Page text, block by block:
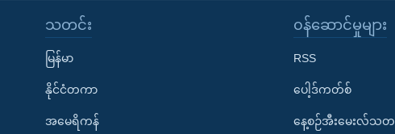
သတင်း
မြန်မာ
နိုင်ငံတကာ
အမေရိကန်
၀န်ဆောင်မှုများ
RSS
ပေါ့ဒ်ကတ်စ်
နေ့စဉ်အီးမေးလ်သတ